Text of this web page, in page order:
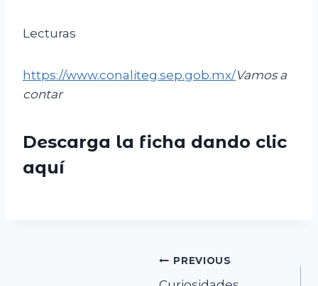
Lecturas
https://www.conaliteg.sep.gob.mx/Vamos a
contar
Descarga la ficha dando clic
aquí
PREVIOUS